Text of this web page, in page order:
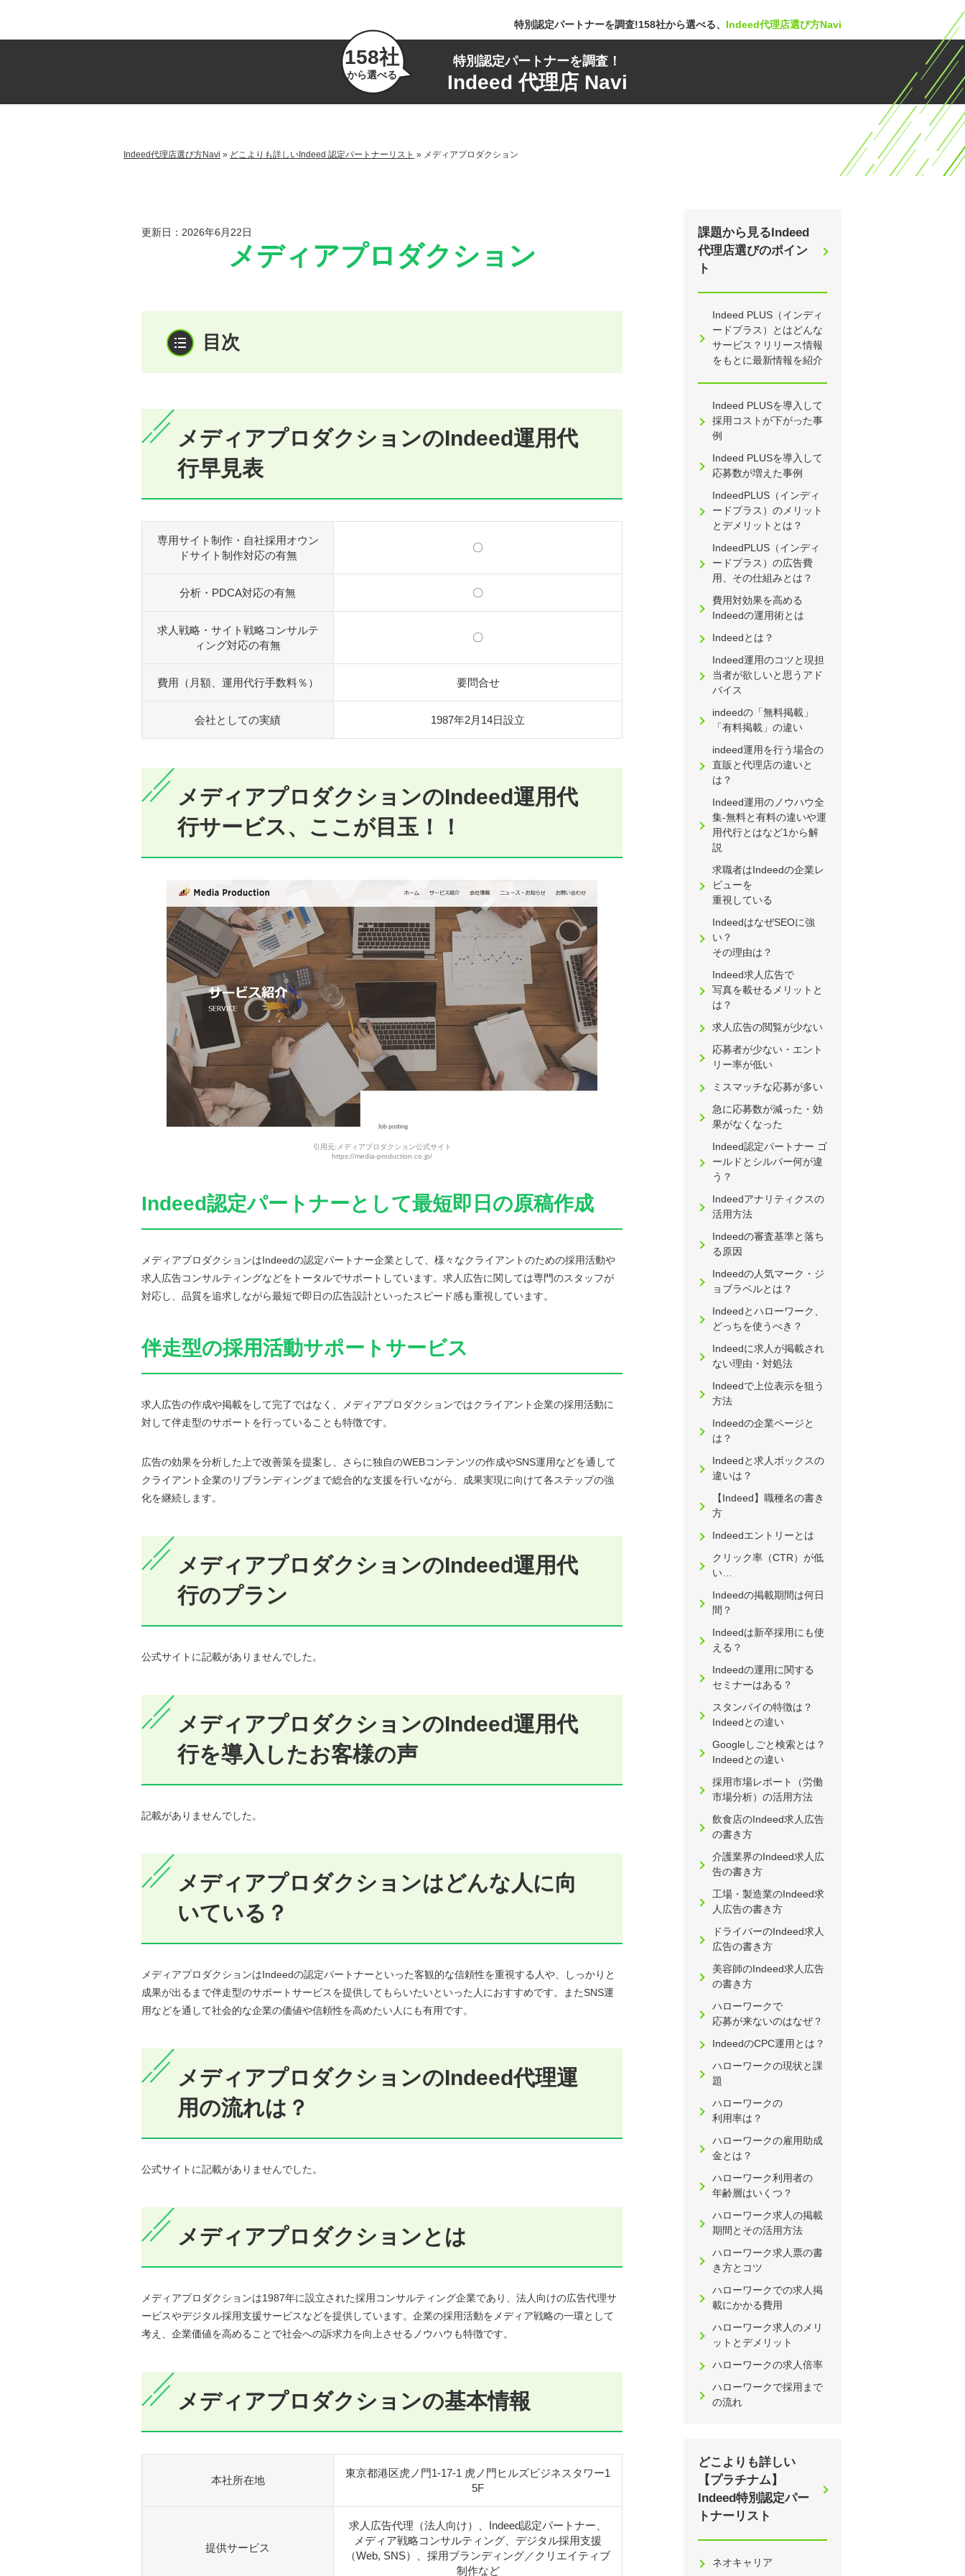
特別認定パートナーを調査!158社から選べる、 Indeed代理店選び方Navi
158社
から選べる
特別認定パートナーを調査！
Indeed 代理店 Navi
Indeed代理店選び方Navi » どこよりも詳しいIndeed 認定パートナーリスト » メディアプロダクション
更新日：2026年6月22日
メディアプロダクション
メディアプロダクションのIndeed運用代
行早見表
専用サイト制作・自社採用オウン
ドサイト制作対応の有無
〇
分析・PDCA対応の有無 〇
求人戦略・サイト戦略コンサルテ
ィング対応の有無
〇
費用（月額、運用代行手数料％） 要問合せ
会社としての実績 1987年2月14日設立
メディアプロダクションのIndeed運用代
行サービス、ここが目玉！！
引用元:メディアプロダクション公式サイト
https://media-production.co.jp/
Indeed認定パートナーとして最短即日の原稿作成
メディアプロダクションはIndeedの認定パートナー企業として、様々なクライアントのための採用活動や
求人広告コンサルティングなどをトータルでサポートしています。求人広告に関しては専門のスタッフが
対応し、品質を追求しながら最短で即日の広告設計といったスピード感も重視しています。
伴走型の採用活動サポートサービス
求人広告の作成や掲載をして完了ではなく、メディアプロダクションではクライアント企業の採用活動に
対して伴走型のサポートを行っていることも特徴です。
広告の効果を分析した上で改善策を提案し、さらに独自のWEBコンテンツの作成やSNS運用などを通して
クライアント企業のリブランディングまで総合的な支援を行いながら、成果実現に向けて各ステップの強
化を継続します。
メディアプロダクションのIndeed運用代
行のプラン
公式サイトに記載がありませんでした。
メディアプロダクションのIndeed運用代
行を導入したお客様の声
記載がありませんでした。
メディアプロダクションはどんな人に向
いている？
メディアプロダクションはIndeedの認定パートナーといった客観的な信頼性を重視する人や、しっかりと
成果が出るまで伴走型のサポートサービスを提供してもらいたいといった人におすすめです。またSNS運
用などを通して社会的な企業の価値や信頼性を高めたい人にも有用です。
メディアプロダクションのIndeed代理運
用の流れは？
公式サイトに記載がありませんでした。
メディアプロダクションとは
メディアプロダクションは1987年に設立された採用コンサルティング企業であり、法人向けの広告代理サ
ービスやデジタル採用支援サービスなどを提供しています。企業の採用活動をメディア戦略の一環として
考え、企業価値を高めることで社会への訴求力を向上させるノウハウも特徴です。
メディアプロダクションの基本情報
本社所在地
東京都港区虎ノ門1-17-1 虎ノ門ヒルズビジネスタワー1
5F
提供サービス
求人広告代理（法人向け）、Indeed認定パートナー、
メディア戦略コンサルティング、デジタル採用支援
（Web, SNS）、採用ブランディング／クリエイティブ
制作など
課題から見るIndeed
代理店選びのポイン
ト
Indeed PLUS（インディ
ードプラス）とはどんな
サービス？リリース情報
をもとに最新情報を紹介
Indeed PLUSを導入して
採用コストが下がった事
例
Indeed PLUSを導入して
応募数が増えた事例
IndeedPLUS（インディ
ードプラス）のメリット
とデメリットとは？
IndeedPLUS（インディ
ードプラス）の広告費
用、その仕組みとは？
費用対効果を高める
Indeedの運用術とは
Indeedとは？
Indeed運用のコツと現担
当者が欲しいと思うアド
バイス
indeedの「無料掲載」
「有料掲載」の違い
indeed運用を行う場合の
直販と代理店の違いと
は？
Indeed運用のノウハウ全
集-無料と有料の違いや運
用代行とはなど1から解
説
求職者はIndeedの企業レ
ビューを
重視している
IndeedはなぜSEOに強
い？
その理由は？
Indeed求人広告で
写真を載せるメリットと
は？
求人広告の閲覧が少ない
応募者が少ない・エント
リー率が低い
ミスマッチな応募が多い
急に応募数が減った・効
果がなくなった
Indeed認定パートナー ゴ
ールドとシルバー何が違
う？
Indeedアナリティクスの
活用方法
Indeedの審査基準と落ち
る原因
Indeedの人気マーク・ジ
ョブラベルとは？
Indeedとハローワーク、
どっちを使うべき？
Indeedに求人が掲載され
ない理由・対処法
Indeedで上位表示を狙う
方法
Indeedの企業ページと
は？
Indeedと求人ボックスの
違いは？
【Indeed】職種名の書き
方
Indeedエントリーとは
クリック率（CTR）が低
い…
Indeedの掲載期間は何日
間？
Indeedは新卒採用にも使
える？
Indeedの運用に関する
セミナーはある？
スタンバイの特徴は？
Indeedとの違い
Googleしごと検索とは？
Indeedとの違い
採用市場レポート（労働
市場分析）の活用方法
飲食店のIndeed求人広告
の書き方
介護業界のIndeed求人広
告の書き方
工場・製造業のIndeed求
人広告の書き方
ドライバーのIndeed求人
広告の書き方
美容師のIndeed求人広告
の書き方
ハローワークで
応募が来ないのはなぜ？
IndeedのCPC運用とは？
ハローワークの現状と課
題
ハローワークの
利用率は？
ハローワークの雇用助成
金とは？
ハローワーク利用者の
年齢層はいくつ？
ハローワーク求人の掲載
期間とその活用方法
ハローワーク求人票の書
き方とコツ
ハローワークでの求人掲
載にかかる費用
ハローワーク求人のメリ
ットとデメリット
ハローワークの求人倍率
ハローワークで採用まで
の流れ
どこよりも詳しい
【プラチナム】
Indeed特別認定パー
トナーリスト
ネオキャリア